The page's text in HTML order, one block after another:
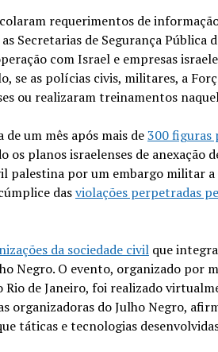
requerimentos de
Secretarias de Segurança Pública
com Israel e empresas
se as polícias civis, militares, a
ou realizaram treinamentos
um mês após mais de300 figuras
os planos israelenses de anexação
palestina por um embargo militar
dasviolações perpetradas
da sociedade civilque
Negro. O evento, organizado por
de Janeiro, foi realizado
organizadoras do Julho Negro,
táticas e tecnologias